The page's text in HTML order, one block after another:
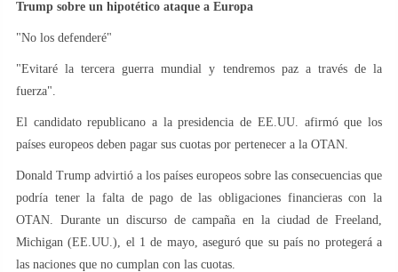
Trump sobre un hipotético ataque a Europa
"No los defenderé"
"Evitaré la tercera guerra mundial y tendremos paz a través de la
fuerza".
El candidato republicano a la presidencia de EE.UU. afirmó que los
países europeos deben pagar sus cuotas por pertenecer a la OTAN.
Donald Trump advirtió a los países europeos sobre las consecuencias que
podría tener la falta de pago de las obligaciones financieras con la
OTAN. Durante un discurso de campaña en la ciudad de Freeland,
Michigan (EE.UU.), el 1 de mayo, aseguró que su país no protegerá a
las naciones que no cumplan con las cuotas.